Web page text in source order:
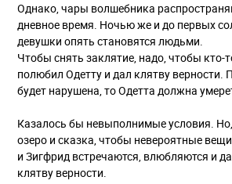
Однако, чары волшебника
дневное время. Ночью же и до первых
девушки опять становятся людьми.
Чтобы снять заклятие, надо, чтобы кто-
полюбил Одетту и дал клятву верности.
будет нарушена, то Одетта должна
Казалось бы невыполнимые условия.
озеро и сказка, чтобы невероятные
и Зигфрид встречаются, влюбляются и
клятву верности.